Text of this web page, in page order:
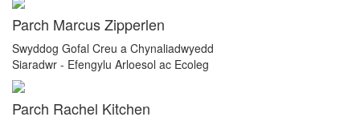
Parch Marcus Zipperlen
Swyddog Gofal Creu a Chynaliadwyedd
Siaradwr - Efengylu Arloesol ac Ecoleg
Parch Rachel Kitchen